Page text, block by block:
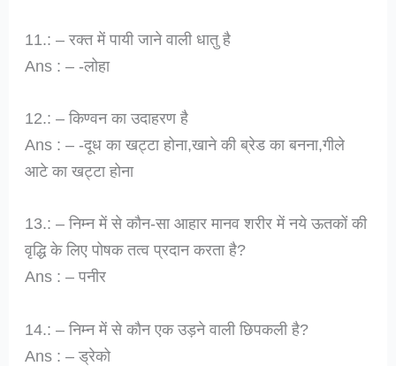
11.: – रक्त में पायी जाने वाली धातु है
Ans : – -लोहा
12.: – किण्वन का उदाहरण है
Ans : – -दूध का खट्टा होना,खाने की ब्रेड का बनना,गीले
आटे का खट्टा होना
13.: – निम्न में से कौन-सा आहार मानव शरीर में नये ऊतकों की
वृद्धि के लिए पोषक तत्व प्रदान करता है?
Ans : – पनीर
14.: – निम्न में से कौन एक उड़ने वाली छिपकली है?
Ans : – ड्रेको